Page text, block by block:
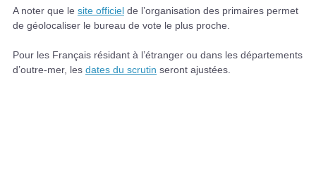
A noter que le site officiel de l’organisation des primaires permet
de géolocaliser le bureau de vote le plus proche.
Pour les Français résidant à l’étranger ou dans les départements
d’outre-mer, les dates du scrutin seront ajustées.